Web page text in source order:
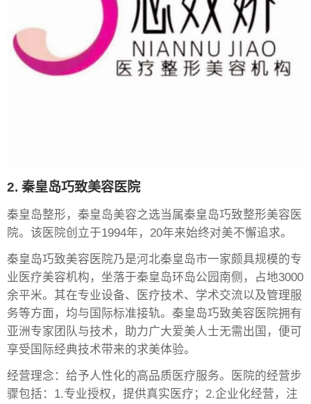
2. 秦皇岛巧致美容医院
秦皇岛整形，秦皇岛美容之选当属秦皇岛巧致整形美容医
院。该医院创立于1994年，20年来始终对美不懈追求。
秦皇岛巧致美容医院乃是河北秦皇岛市一家颇具规模的专
业医疗美容机构，坐落于秦皇岛环岛公园南侧，占地3000
余平米。其在专业设备、医疗技术、学术交流以及管理服
务等方面，均与国际标准接轨。秦皇岛巧致美容医院拥有
亚洲专家团队与技术，助力广大爱美人士无需出国，便可
享受国际经典技术带来的求美体验。
经营理念：给予人性化的高品质医疗服务。医院的经营步
骤包括：1.专业授权，提供真实医疗；2.企业化经营，注